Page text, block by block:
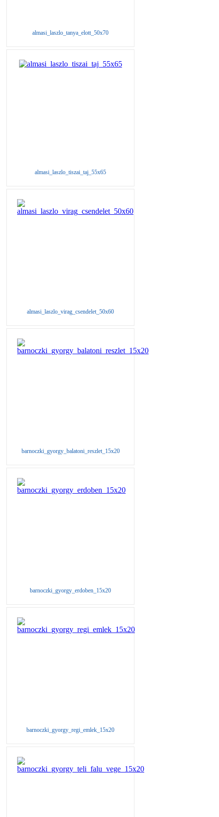
almasi_laszlo_tanya_elott_50x70
almasi_laszlo_tiszai_taj_55x65
almasi_laszlo_virag_csendelet_50x60
barnoczki_gyorgy_balatoni_reszlet_15x20
barnoczki_gyorgy_erdoben_15x20
barnoczki_gyorgy_regi_emlek_15x20